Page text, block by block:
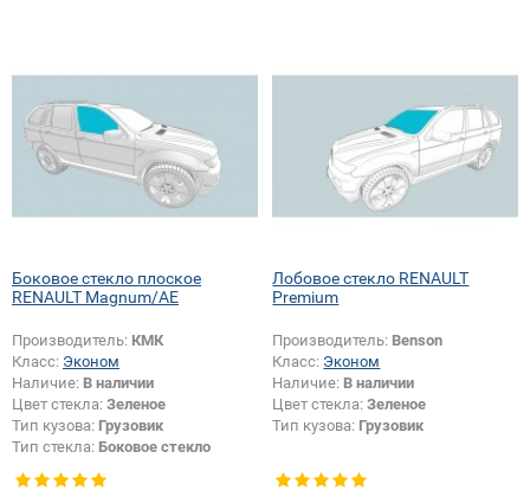
Боковое стекло плоское
RENAULT Magnum/AE
Производитель: КМК
Класс: Эконом
Наличие: В наличии
Цвет стекла: Зеленое
Тип кузова: Грузовик
Тип стекла: Боковое стекло
плоское
Лобовое стекло RENAULT
Premium
Производитель: Benson
Класс: Эконом
Наличие: В наличии
Цвет стекла:Зеленое
Тип кузова: Грузовик